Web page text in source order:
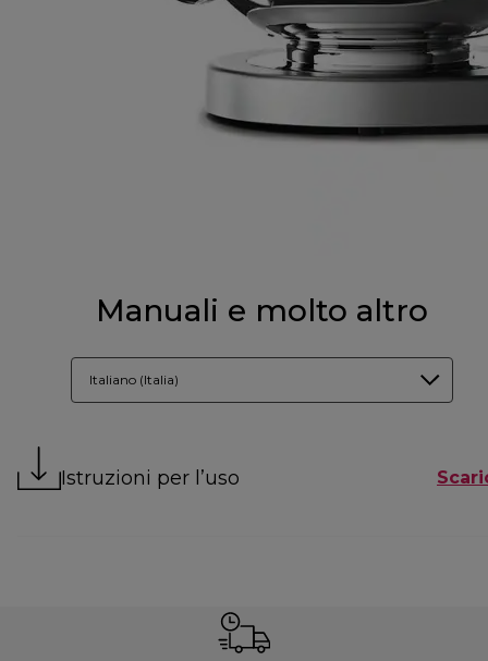
Manuali e molto altro
Italiano (Italia)
Istruzioni per l’uso